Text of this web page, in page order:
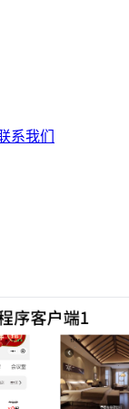
系我们